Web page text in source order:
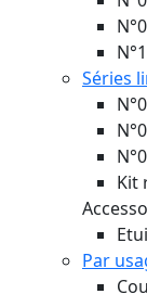
Séries
Kit
Par